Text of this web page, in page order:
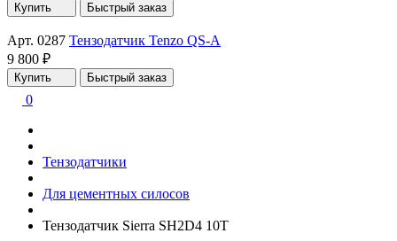
Купить Быстрый заказ
Арт. 0287 Тензодатчик Tenzo QS-A
9 800 ₽
Купить Быстрый заказ
0
Тензодатчики
Для цементных силосов
Тензодатчик Sierra SH2D4 10T